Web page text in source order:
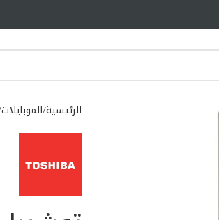
الرئيسية الموبايلات